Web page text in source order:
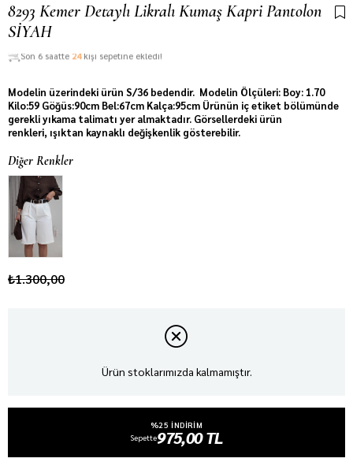
8293 Kemer Detaylı Likralı Kumaş Kapri Pantolon
SİYAH
Son 6 saatte 24kişi sepetine ekledi!
Modelin üzerindeki ürün S/36 bedendir. Modelin Ölçüleri: Boy: 1.70
Kilo:59 Göğüs:90cm Bel:67cm Kalça:95cm Ürünün iç etiket bölümünde
gerekli yıkama talimatı yer almaktadır. Görsellerdeki ürün
renkleri, ışıktan kaynaklı değişkenlik gösterebilir.
Diğer Renkler
₺1.300,00
Ürün stoklarımızda kalmamıştır.
%25 INDIRIM
Sepette975,00 TL